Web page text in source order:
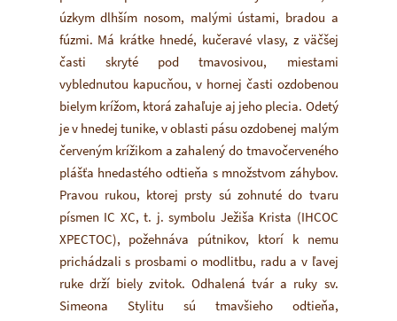
úzkym dlhším nosom, malými ústami, bradou a
fúzmi. Má krátke hnedé, kučeravé vlasy, z väčšej
časti skryté pod tmavosivou, miestami
vyblednutou kapucňou, v hornej časti ozdobenou
bielym krížom, ktorá zahaľuje aj jeho plecia. Odetý
je v hnedej tunike, v oblasti pásu ozdobenej malým
červeným krížikom a zahalený do tmavočerveného
plášťa hnedastého odtieňa s množstvom záhybov.
Pravou rukou, ktorej prsty sú zohnuté do tvaru
písmen IC XC, t. j. symbolu Ježiša Krista (IHCOC
XPECTOC), požehnáva pútnikov, ktorí k nemu
prichádzali s prosbami o modlitbu, radu a v ľavej
ruke drží biely zvitok. Odhalená tvár a ruky sv.
Simeona Stylitu sú tmavšieho odtieňa,